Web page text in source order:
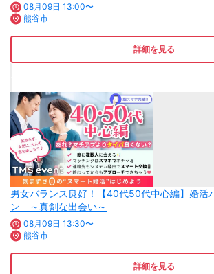
08月09日 13:00〜
熊谷市
詳細を見る
男女バランス良好！【40代50代中心編】婚活
ン ～真剣な出会い～
08月09日 13:30〜
熊谷市
詳細を見る